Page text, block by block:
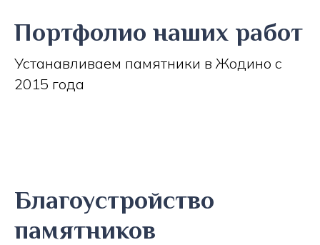
Портфолио наших работ
Устанавливаем памятники в Жодино с
2015 года
Благоустройство
памятников